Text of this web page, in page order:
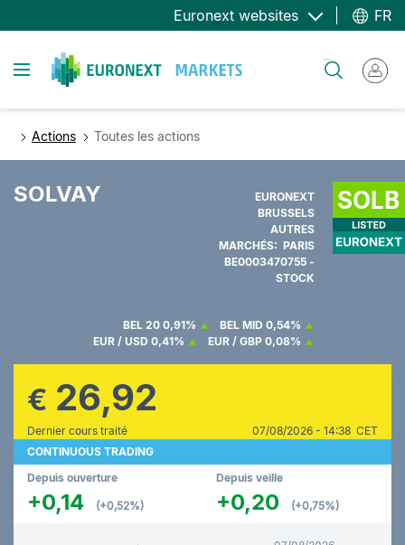
au
principal
Euronext websites FR
Toggle navigation
Actions Toutes les actions
SOLVAY
EURONEXT
BRUSSELS
AUTRES
MARCHÉS: PARIS
BE0003470755 -
STOCK
BEL 20 0,91% BEL MID 0,54%
EUR / USD 0,41% EUR / GBP 0,08%
€ 26,92
Dernier cours traité
07/08/2026 - 14:38 CET
CONTINUOUS TRADING
Depuis ouverture
+0,14 (+0,52%)
Depuis veille
+0,20 (+0,75%)